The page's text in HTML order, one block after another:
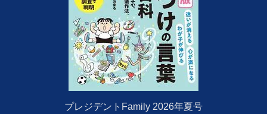
プレジデントFamily 2026年夏号